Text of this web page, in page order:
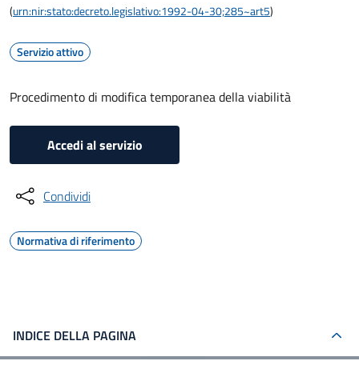
(urn:nir:stato:decreto.legislativo:1992-04-30;285~art5)
Servizio attivo
Procedimento di modifica temporanea della viabilità
Accedi al servizio
Condividi
Normativa di riferimento
INDICE DELLA PAGINA